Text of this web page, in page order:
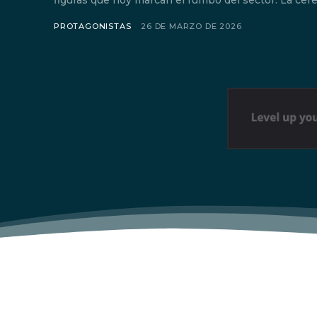
PROTAGONISTAS 26 DE MARZO DE 2026